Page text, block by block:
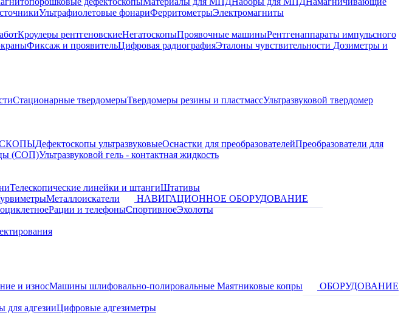
Ультрафиолетовые фонариФерритометрыЭлектромагниты
Кроулеры рентгеновскиеНегатоскопыПроявочные машиныРентгенаппараты импульсного
Фиксаж и проявительЦифровая радиографияЭталоны чувствительности Дозиметры и
Стационарные твердомерыТвердомеры резины и пластмассУльтразвуковой твердомер
Дефектоскопы ультразвуковыеОснастки для преобразователейПреобразователи для
(СОП)Ультразвуковой гель - контактная жидкость
Телескопические линейки и штангиШтативы
Металлоискатели
НАВИГАЦИОННОЕ ОБОРУДОВАНИЕ
Рации и телефоныСпортивноеЭхолоты
и износМашины шлифовально-полировальные Маятниковые копры
ОБОРУДОВАНИЕ
для адгезииЦифровые адгезиметры